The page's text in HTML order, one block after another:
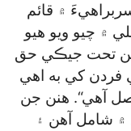
۾ قائم
۾ چيو ويو هيو
تحت جيڪي حق
فردن کي به اهي
آهي“. هنن جن
شامل آهن ۽